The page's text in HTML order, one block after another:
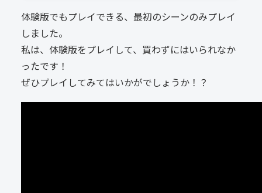
体験版でもプレイできる、最初のシーンのみプレイ
しました。
私は、体験版をプレイして、買わずにはいられなか
ったです！
ぜひプレイしてみてはいかがでしょうか！？